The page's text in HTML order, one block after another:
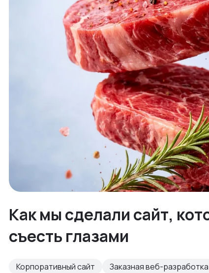
Как мы сделали сайт,
съесть глазами
Корпоративный сайт
Заказная веб-разработка